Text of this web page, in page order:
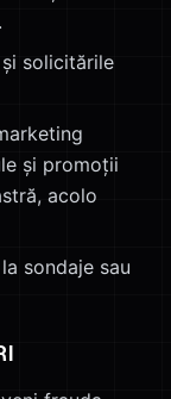
solicitările
și promoții
acolo
sondaje sau